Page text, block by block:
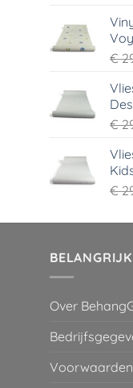
€
€
€
Over
Voorwaarden